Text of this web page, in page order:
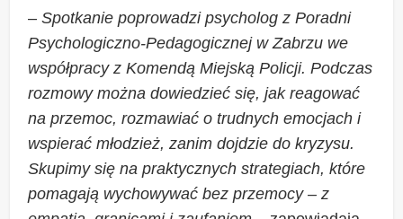
–Spotkanie poprowadzi psycholog z Poradni
Psychologiczno-Pedagogicznej w Zabrzu we
współpracy z Komendą Miejską Policji. Podczas
rozmowy można dowiedzieć się, jak reagować
na przemoc, rozmawiać o trudnych emocjach i
wspierać młodzież, zanim dojdzie do kryzysu.
Skupimy się na praktycznych strategiach, które
pomagają wychowywać bez przemocy – z